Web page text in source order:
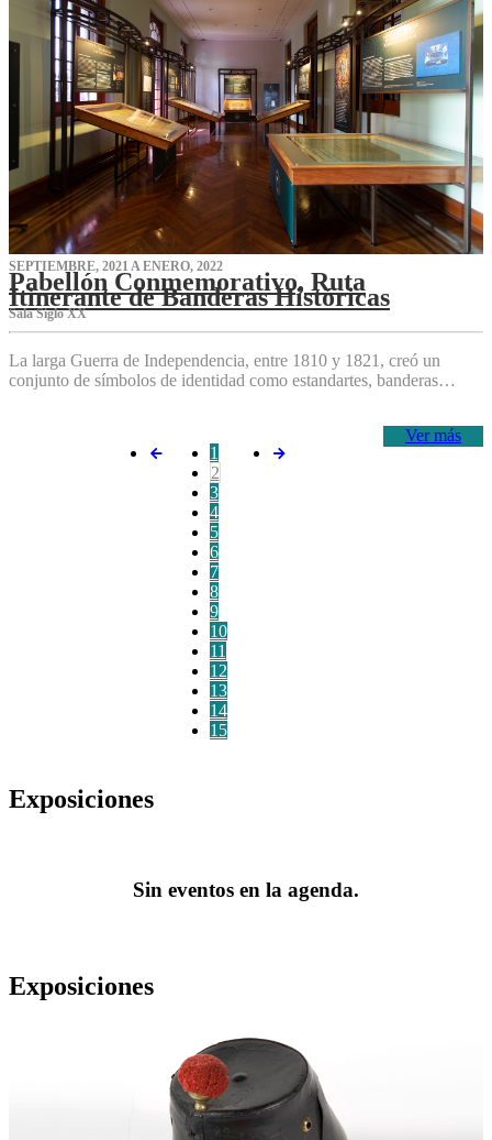
SEPTIEMBRE, 2021 A ENERO, 2022
Pabellón Conmemorativo, Ruta
Itinerante de Banderas Históricas
Sala Siglo XX
La larga Guerra de Independencia, entre 1810 y 1821, creó un
conjunto de símbolos de identidad como estandartes, banderas…
Ver más
1
2
3
4
5
6
7
8
9
10
11
12
13
14
15
Exposiciones
Sin eventos en la agenda.
Exposiciones